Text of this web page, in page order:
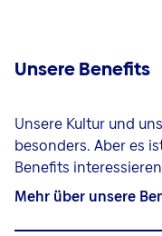
Unsere Benefits
Unsere Kultur und
besonders. Aber es
Benefits
Mehr über unsere